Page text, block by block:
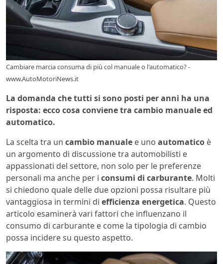
Cambiare marcia consuma di più col manuale o l'automatico? -
www.AutoMotoriNews.it
La domanda che tutti si sono posti per anni ha una
risposta: ecco cosa conviene tra cambio manuale ed
automatico.
La scelta tra un cambio manuale e uno automatico è
un argomento di discussione tra automobilisti e
appassionati del settore, non solo per le preferenze
personali ma anche per i consumi di carburante. Molti
si chiedono quale delle due opzioni possa risultare più
vantaggiosa in termini di efficienza energetica. Questo
articolo esaminerà vari fattori che influenzano il
consumo di carburante e come la tipologia di cambio
possa incidere su questo aspetto.